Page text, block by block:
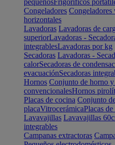
pequeñosFrigoríficos
Congeladores Congeladores
horizontales
Lavadoras Lavadoras de
superiorLavadoras -
integrablesLavadoras por kg
Secadoras Lavadoras -
calorSecadoras de
evacuaciónSecadoras
Hornos Conjunto de horno y
convencionalesHornos
Placas de cocina Conjunto
placaVitrocerámicaPlacas
Lavavajillas Lavavajillas
integrables
Campanas extractoras